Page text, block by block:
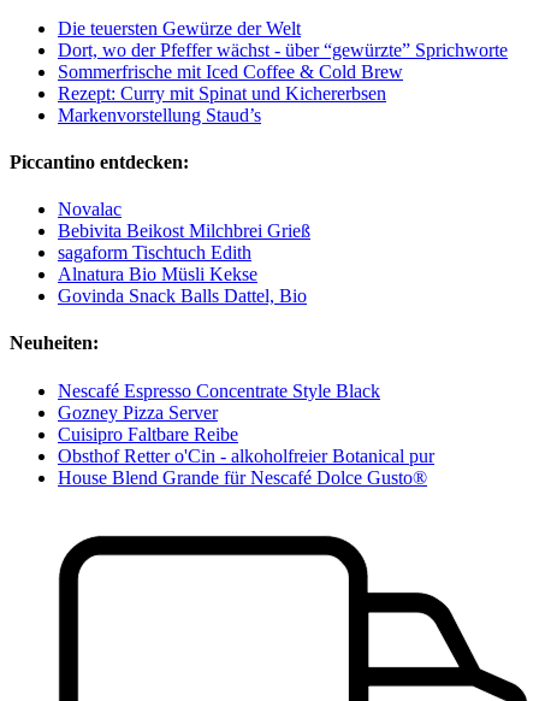
Die teuersten Gewürze der Welt
Dort, wo der Pfeffer wächst - über “gewürzte” Sprichworte
Sommerfrische mit Iced Coffee & Cold Brew
Rezept: Curry mit Spinat und Kichererbsen
Markenvorstellung Staud’s
Piccantino entdecken:
Novalac
Bebivita Beikost Milchbrei Grieß
sagaform Tischtuch Edith
Alnatura Bio Müsli Kekse
Govinda Snack Balls Dattel, Bio
Neuheiten:
Nescafé Espresso Concentrate Style Black
Gozney Pizza Server
Cuisipro Faltbare Reibe
Obsthof Retter o'Cin - alkoholfreier Botanical pur
House Blend Grande für Nescafé Dolce Gusto®